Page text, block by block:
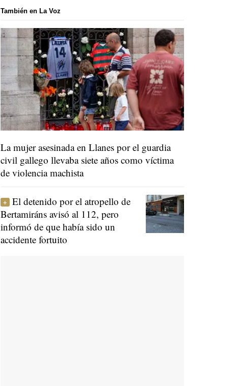
También en La Voz
La mujer asesinada en Llanes por el guardia
civil gallego llevaba siete años como víctima
de violencia machista
El detenido por el atropello de
Bertamiráns avisó al 112, pero
informó de que había sido un
accidente fortuito